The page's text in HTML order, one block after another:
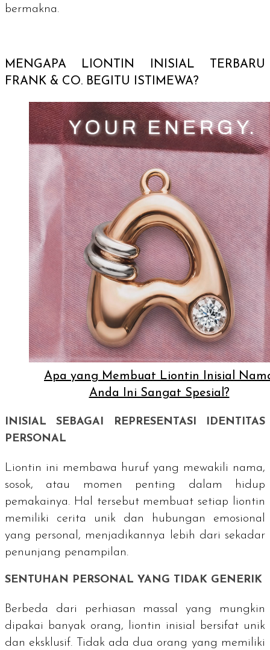
bermakna.
MENGAPA LIONTIN INISIAL TERBARU
FRANK & CO. BEGITU ISTIMEWA?
Apa yang Membuat Liontin Inisial
Anda Ini Sangat Spesial?
INISIAL SEBAGAI REPRESENTASI IDENTITAS
PERSONAL
Liontin ini membawa huruf yang mewakili nama,
sosok, atau momen penting dalam hidup
pemakainya. Hal tersebut membuat setiap liontin
memiliki cerita unik dan hubungan emosional
yang personal, menjadikannya lebih dari sekadar
penunjang penampilan.
SENTUHAN PERSONAL YANG TIDAK GENERIK
Berbeda dari perhiasan massal yang mungkin
dipakai banyak orang, liontin inisial bersifat unik
dan eksklusif. Tidak ada dua orang yang memiliki